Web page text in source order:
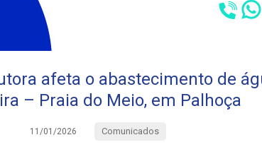
afeta o abastecimento de
– Praia do Meio, em Palhoça
11/01/2026 Comunicados